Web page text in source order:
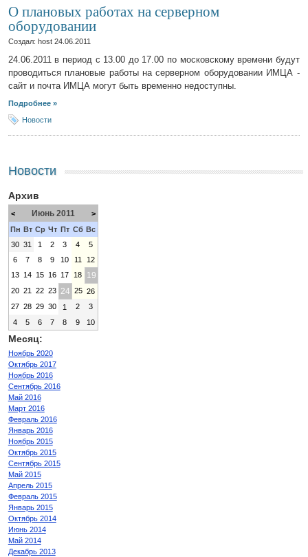
О плановых работах на серверном
оборудовании
Создал: host 24.06.2011
24.06.2011 в период с 13.00 до 17.00 по московскому времени будут
проводиться плановые работы на серверном оборудовании ИМЦА -
сайт и почта ИМЦА могут быть временно недоступны.
Подробнее »
Новости
Новости
Архив
< Июнь 2011
>
Пн Вт Ср Чт Пт Сб Вс
30 31 1 2 3 4
5
6
7 8 9 10 11
12
13 14 15 16 17 18 19
20 21 22 23 24 25 26
27 28 29 30 1 2
3
4
5 6 7 8 9 10
Месяц:
Ноябрь 2020
Октябрь 2017
Ноябрь 2016
Сентябрь 2016
Май 2016
Март 2016
Февраль 2016
Январь 2016
Ноябрь 2015
Октябрь 2015
Сентябрь 2015
Май 2015
Апрель 2015
Февраль 2015
Январь 2015
Октябрь 2014
Июнь 2014
Май 2014
Декабрь 2013